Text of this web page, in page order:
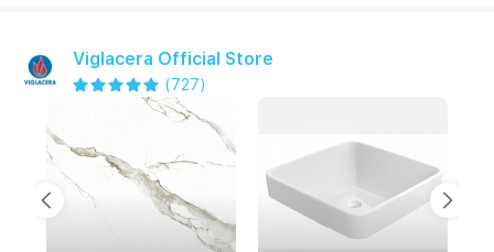
Viglacera Official Store
(727)